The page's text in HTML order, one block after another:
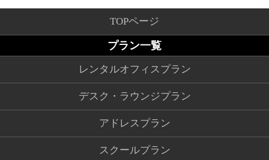
TOPページ
プラン一覧
レンタルオフィスプラン
デスク・ラウンジプラン
アドレスプラン
スクールプラン